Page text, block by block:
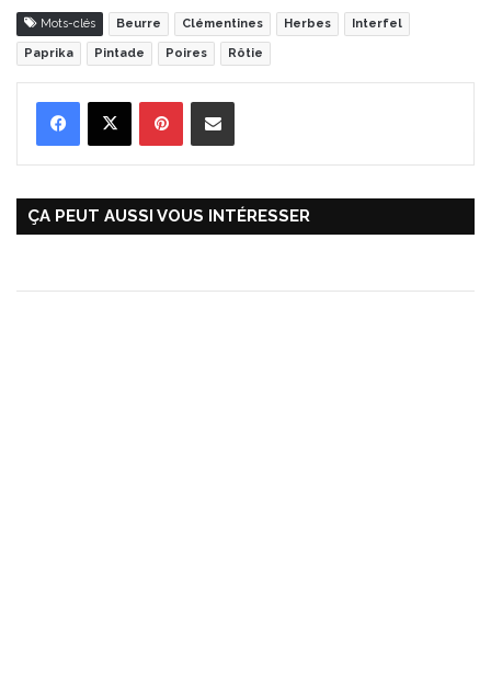
Mots-clés Beurre Clémentines Herbes Interfel
Paprika Pintade Poires Rôtie
ÇA PEUT AUSSI VOUS INTÉRESSER